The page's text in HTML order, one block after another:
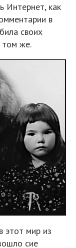
Интернет, как
в
своих
том же.
этот мир из
сие